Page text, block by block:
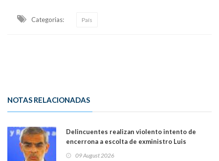
Categorias: País
NOTAS RELACIONADAS
Delincuentes realizan violento intento de
encerrona a escolta de exministro Luis
09 August 2026